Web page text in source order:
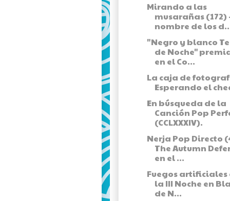
Mirando a las
musarañas (172)
nombre de los
"Negro y blanco
de Noche"
en el Co...
La caja de
Esperando el
En búsqueda de la
Canción Pop
(CCLXXXIV).
Nerja Pop Directo
The Autumn
en el ...
Fuegos artificiales
la III Noche en
de N...